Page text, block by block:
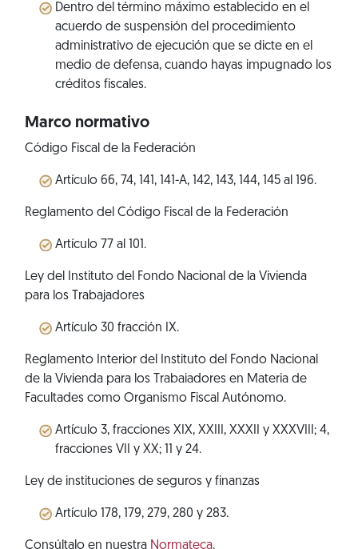
Dentro del término máximo establecido en el
acuerdo de suspensión del procedimiento
administrativo de ejecución que se dicte en el
medio de defensa, cuando hayas impugnado los
créditos fiscales.
Marco normativo
Código Fiscal de la Federación
Artículo 66, 74, 141, 141-A, 142, 143, 144, 145 al 196.
Reglamento del Código Fiscal de la Federación
Artículo 77 al 101.
Ley del Instituto del Fondo Nacional de la Vivienda
para los Trabajadores
Artículo 30 fracción IX.
Reglamento Interior del Instituto del Fondo Nacional
de la Vivienda para los Trabaiadores en Materia de
Facultades como Organismo Fiscal Autónomo.
Artículo 3, fracciones XIX, XXIII, XXXII y XXXVIII; 4,
fracciones VII y XX; 11 y 24.
Ley de instituciones de seguros y finanzas
Artículo 178, 179, 279, 280 y 283.
Consúltalo en nuestra Normateca.